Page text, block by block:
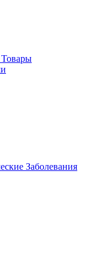
Заболевания